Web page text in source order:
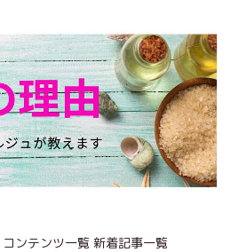
コンテンツ一覧 新着記事一覧